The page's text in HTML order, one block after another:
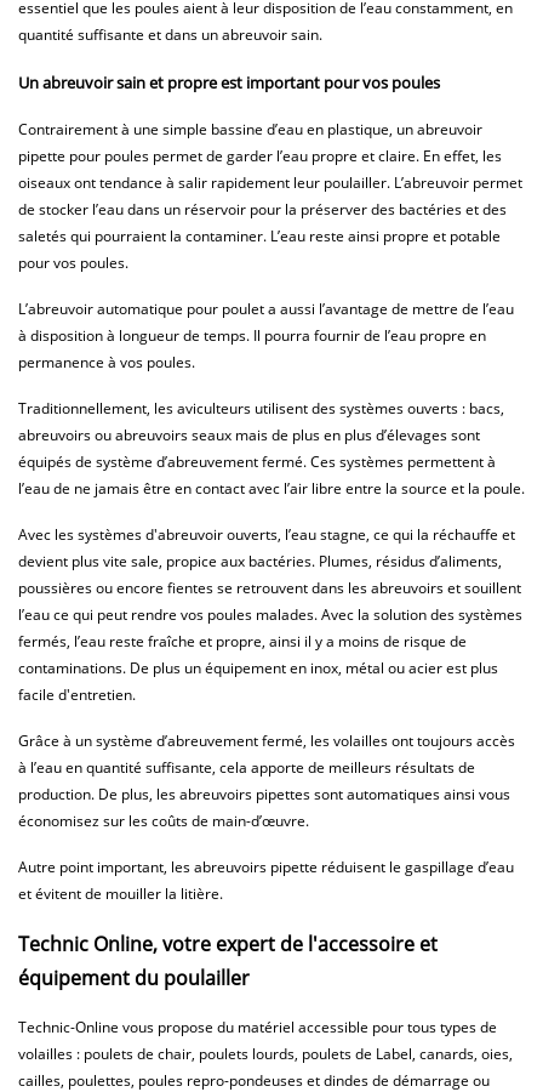
essentiel que les poules aient à leur disposition de l’eau constamment, en
quantité suffisante et dans un abreuvoir sain.
Un abreuvoir sain et propre est important pour vos poules
Contrairement à une simple bassine d’eau en plastique, un abreuvoir
pipette pour poules permet de garder l’eau propre et claire. En effet, les
oiseaux ont tendance à salir rapidement leur poulailler. L’abreuvoir permet
de stocker l’eau dans un réservoir pour la préserver des bactéries et des
saletés qui pourraient la contaminer. L’eau reste ainsi propre et potable
pour vos poules.
L’abreuvoir automatique pour poulet a aussi l’avantage de mettre de l’eau
à disposition à longueur de temps. Il pourra fournir de l’eau propre en
permanence à vos poules.
Traditionnellement, les aviculteurs utilisent des systèmes ouverts : bacs,
abreuvoirs ou abreuvoirs seaux mais de plus en plus d’élevages sont
équipés de système d’abreuvement fermé. Ces systèmes permettent à
l’eau de ne jamais être en contact avec l’air libre entre la source et la poule.
Avec les systèmes d'abreuvoir ouverts, l’eau stagne, ce qui la réchauffe et
devient plus vite sale, propice aux bactéries. Plumes, résidus d’aliments,
poussières ou encore fientes se retrouvent dans les abreuvoirs et souillent
l’eau ce qui peut rendre vos poules malades. Avec la solution des systèmes
fermés, l’eau reste fraîche et propre, ainsi il y a moins de risque de
contaminations. De plus un équipement en inox, métal ou acier est plus
facile d'entretien.
Grâce à un système d’abreuvement fermé, les volailles ont toujours accès
à l’eau en quantité suffisante, cela apporte de meilleurs résultats de
production. De plus, les abreuvoirs pipettes sont automatiques ainsi vous
économisez sur les coûts de main-d’œuvre.
Autre point important, les abreuvoirs pipette réduisent le gaspillage d’eau
et évitent de mouiller la litière.
Technic Online, votre expert de l'accessoire et
équipement du poulailler
Technic-Online vous propose du matériel accessible pour tous types de
volailles : poulets de chair, poulets lourds, poulets de Label, canards, oies,
cailles, poulettes, poules repro-pondeuses et dindes de démarrage ou